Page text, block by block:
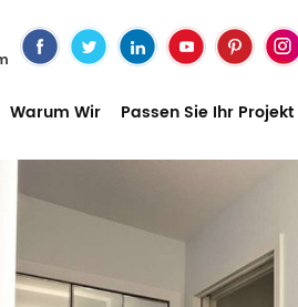
Warum Wir Passen Sie Ihr Projekt